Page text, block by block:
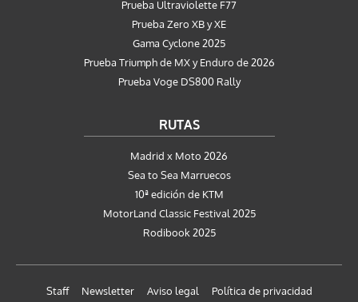
Prueba Ultraviolette F77
Prueba Zero XB y XE
Gama Cyclone 2025
Prueba Triumph de MX y Enduro de 2026
Prueba Voge DS800 Rally
RUTAS
Madrid x Moto 2026
Sea to Sea Marruecos
10ª edición de KTM
MotorLand Classic Festival 2025
Rodibook 2025
Staff Newsletter Aviso legal Política de privacidad